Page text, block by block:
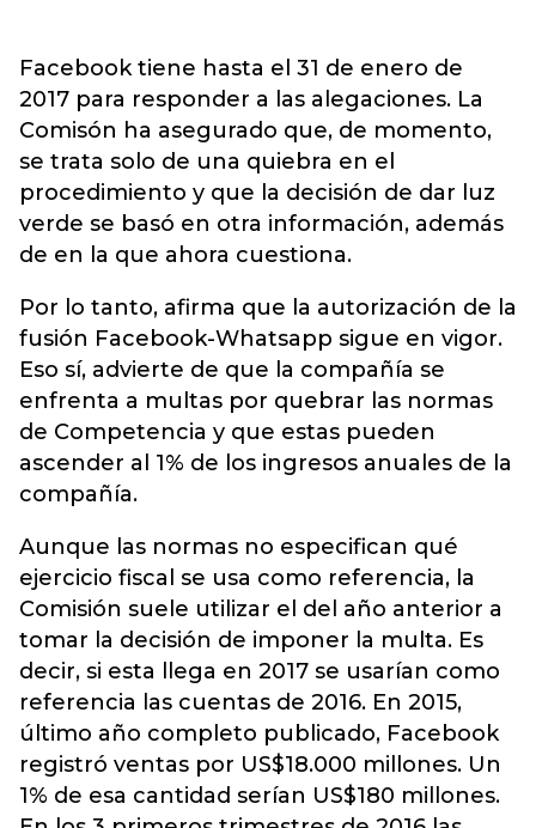
Facebook tiene hasta el 31 de enero de
2017 para responder a las alegaciones. La
Comisón ha asegurado que, de momento,
se trata solo de una quiebra en el
procedimiento y que la decisión de dar luz
verde se basó en otra información, además
de en la que ahora cuestiona.
Por lo tanto, afirma que la autorización de la
fusión Facebook-Whatsapp sigue en vigor.
Eso sí, advierte de que la compañía se
enfrenta a multas por quebrar las normas
de Competencia y que estas pueden
ascender al 1% de los ingresos anuales de la
compañía.
Aunque las normas no especifican qué
ejercicio fiscal se usa como referencia, la
Comisión suele utilizar el del año anterior a
tomar la decisión de imponer la multa. Es
decir, si esta llega en 2017 se usarían como
referencia las cuentas de 2016. En 2015,
último año completo publicado, Facebook
registró ventas por US$18.000 millones. Un
1% de esa cantidad serían US$180 millones.